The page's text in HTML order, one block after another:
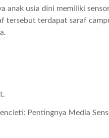
anak usia dini memiliki
tersebut terdapat saraf
Pentingnya Media